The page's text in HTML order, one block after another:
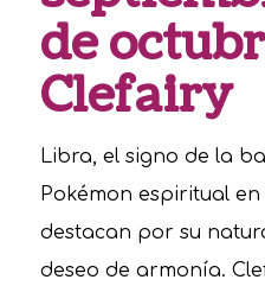
de
Clefairy
Libra, el signo de la
Pokémon espiritual
destacan por su
deseo de armonía.